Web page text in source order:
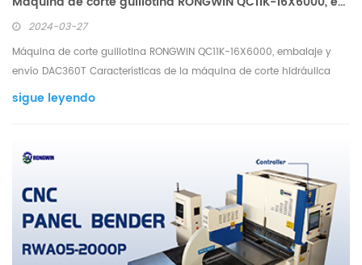
2024-03-27
Máquina de corte guillotina RONGWIN QC11K-16X6000, embalaje y
envío DAC360T Características de la máquina de corte hidráulica
CNC tipo guillotina con controlador RONGWIN QC11K DAC36OT 1. El
bastidor es una estructura de acero soldada, con suficiente
sigue leyendo